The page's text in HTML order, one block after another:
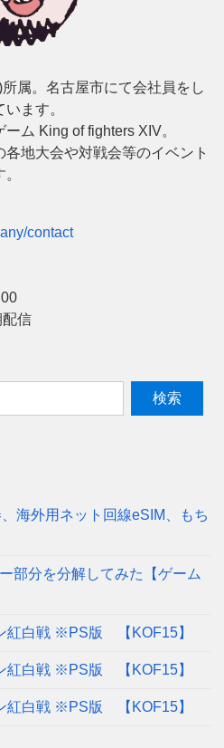
属。名古屋市にて会社員をし
ます。
ム King of fighters XIV。
地大会や対戦会等のイベント
contact
配信
海外用ネット回線eSIM、もち
部分を分解してみた【ゲーム
紅白戦 ※PS版 【KOF15】
紅白戦 ※PS版 【KOF15】
紅白戦 ※PS版 【KOF15】